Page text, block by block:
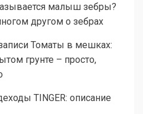
малыш зебры?
другом о зебрах
Томаты в мешках:
грунте – просто,
TINGER: описание